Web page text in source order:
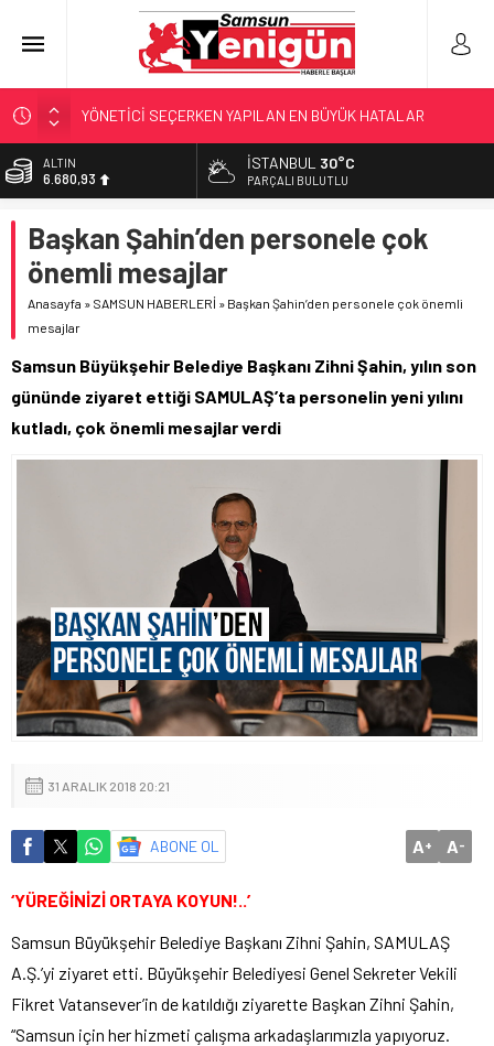
YÖNETİCİ SEÇERKEN YAPILAN EN BÜYÜK HATALAR
GERİ SAYIM BAŞLADI
SAMSUNSPOR’DA HEDEF 5’İNCİLİK!
KUNDUZ’DA SKANDAL!
ALTIN
6.680,93
13.795,57
DOLAR
47,7189
EURO
İSTANBUL 30°C
PARÇALI BULUTLU
Başkan Şahin’den personele çok
önemli mesajlar
Anasayfa » SAMSUN HABERLERİ » Başkan Şahin’den personele çok önemli
mesajlar
Samsun Büyükşehir Belediye Başkanı Zihni Şahin, yılın son
gününde ziyaret ettiği SAMULAŞ’ta personelin yeni yılını
kutladı, çok önemli mesajlar verdi
31 ARALIK 2018 20:21
ABONE OL A+ A-
‘YÜREĞİNİZİ ORTAYA KOYUN!..’
Samsun Büyükşehir Belediye Başkanı Zihni Şahin, SAMULAŞ
A.Ş.’yi ziyaret etti. Büyükşehir Belediyesi Genel Sekreter Vekili
Fikret Vatansever’in de katıldığı ziyarette Başkan Zihni Şahin,
“Samsun için her hizmeti çalışma arkadaşlarımızla yapıyoruz.